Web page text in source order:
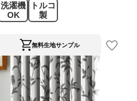
洗濯機
OK
トルコ
製
無料生地サンプル